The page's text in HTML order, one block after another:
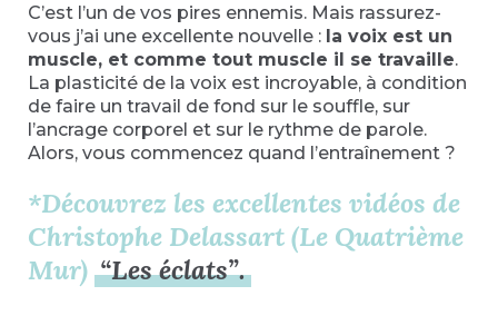
C’est l’un de vos pires ennemis. Mais rassurez-
vous j’ai une excellente nouvelle : la voix est un
muscle, et comme tout muscle il se travaille.
La plasticité de la voix est incroyable, à condition
de faire un travail de fond sur le souffle, sur
l’ancrage corporel et sur le rythme de parole.
Alors, vous commencez quand l’entraînement ?
*Découvrez les excellentes vidéos de
Christophe Delassart (Le Quatrième
Mur) “Les éclats”.